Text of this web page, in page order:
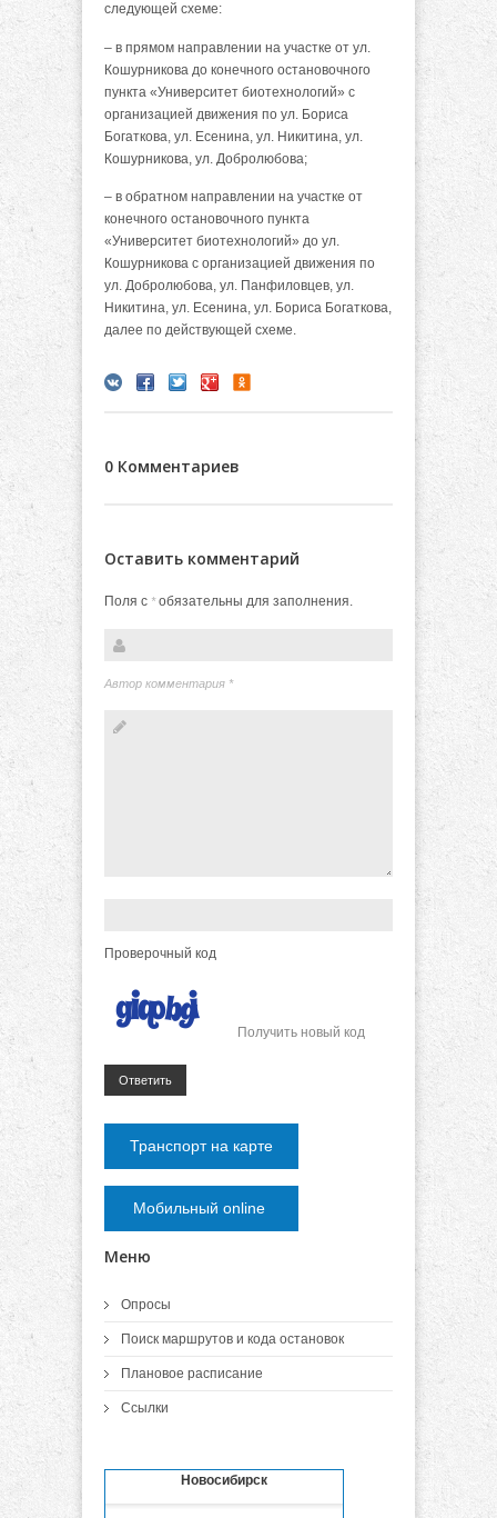
следующей схеме:
– в прямом направлении на участке от ул.
Кошурникова до конечного остановочного
пункта «Университет биотехнологий» с
организацией движения по ул. Бориса
Богаткова, ул. Есенина, ул. Никитина, ул.
Кошурникова, ул. Добролюбова;
– в обратном направлении на участке от
конечного остановочного пункта
«Университет биотехнологий» до ул.
Кошурникова с организацией движения по
ул. Добролюбова, ул. Панфиловцев, ул.
Никитина, ул. Есенина, ул. Бориса Богаткова,
далее по действующей схеме.
0 Комментариев
Оставить комментарий
Поля с *обязательны для заполнения.
Автор комментария *
Проверочный код
Получить новый код
Ответить
Транспорт на карте
Мобильный online
Меню
Опросы
Поиск маршрутов и кода остановок
Плановое расписание
Ссылки
Новосибирск